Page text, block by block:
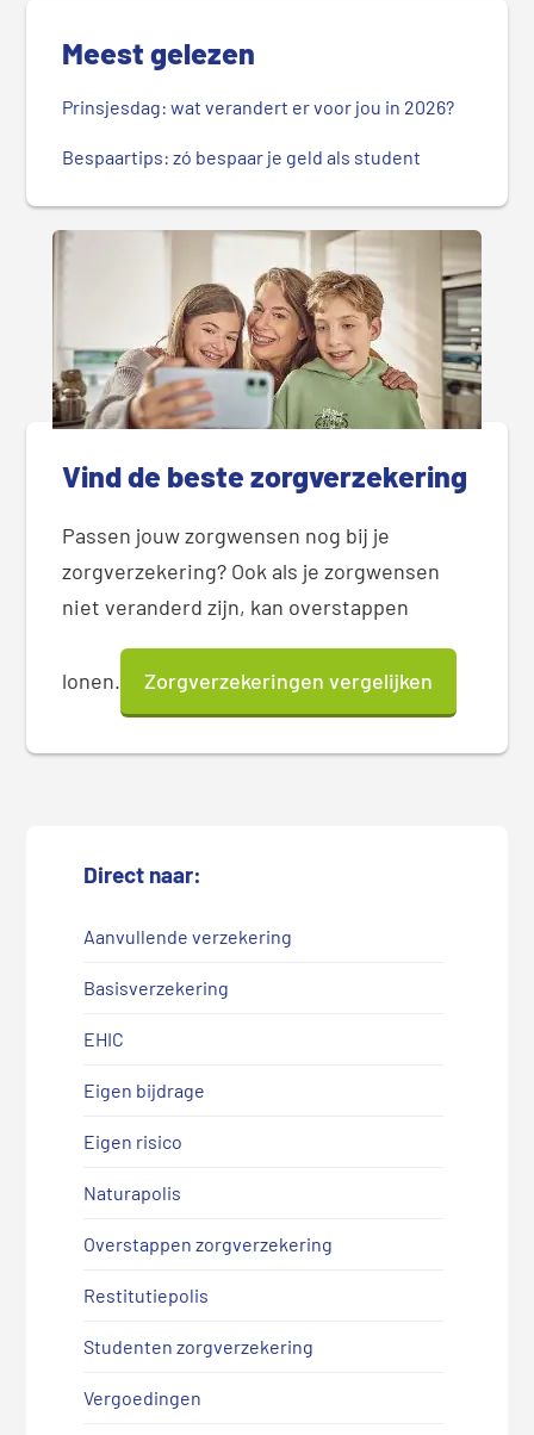
Meest gelezen
Prinsjesdag: wat verandert er voor jou in 2026?
Bespaartips: zó bespaar je geld als student
Vind de beste zorgverzekering
Passen jouw zorgwensen nog bij je
zorgverzekering? Ook als je zorgwensen
niet veranderd zijn, kan overstappen
lonen. Zorgverzekeringen vergelijken
Direct naar:
Aanvullende verzekering
Basisverzekering
EHIC
Eigen bijdrage
Eigen risico
Naturapolis
Overstappen zorgverzekering
Restitutiepolis
Studenten zorgverzekering
Vergoedingen